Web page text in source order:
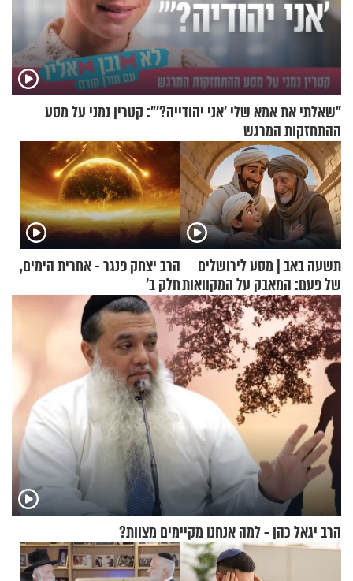
"שאלתי את אמא שלי 'אני יהודייה?'": קטרין נמני על מסע
ההתחזקות המרגש
תשעה באב | מסע לירושלים
של פעם: המאבק על המקוואות
הרב יצחק פנגר - אחרית הימים,
חלק ב’
הרב יגאל כהן - למה אנחנו מקיימים מצוות?